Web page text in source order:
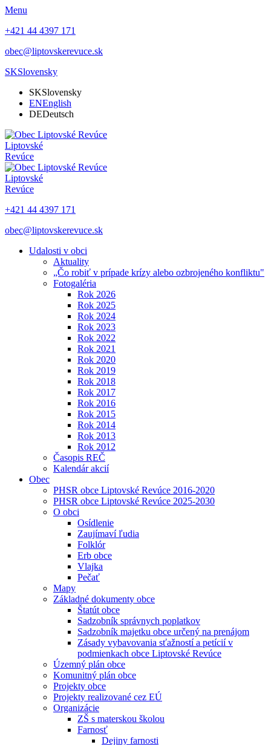
Menu
+421 44 4397 171
obec@liptovskerevuce.sk
SKSlovensky
SKSlovensky
ENEnglish
DEDeutsch
Liptovské
Revúce
Liptovské
Revúce
+421 44 4397 171
obec@liptovskerevuce.sk
Udalosti v obci
Aktuality
„Čo robiť v prípade krízy alebo ozbrojeného konfliktu"
Fotogaléria
Rok 2026
Rok 2025
Rok 2024
Rok 2023
Rok 2022
Rok 2021
Rok 2020
Rok 2019
Rok 2018
Rok 2017
Rok 2016
Rok 2015
Rok 2014
Rok 2013
Rok 2012
Časopis REČ
Kalendár akcií
Obec
PHSR obce Liptovské Revúce 2016-2020
PHSR obce Liptovské Revúce 2025-2030
O obci
Osídlenie
Zaujímaví ľudia
Folklór
Erb obce
Vlajka
Pečať
Mapy
Základné dokumenty obce
Štatút obce
Sadzobník správnych poplatkov
Sadzobník majetku obce určený na prenájom
Zásady vybavovania sťažností a petícií v
podmienkach obce Liptovské Revúce
Územný plán obce
Komunitný plán obce
Projekty obce
Projekty realizované cez EÚ
Organizácie
ZŠ s materskou školou
Farnosť
Dejiny farnosti